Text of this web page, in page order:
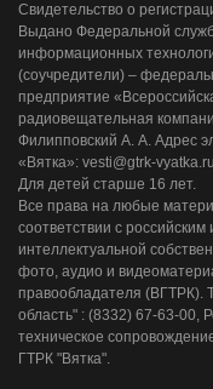
Свидетельство о
Выдано Федеральной
информационных
(соучредители) –
предприятие
радиовещательная
Филипповский А. А. Адрес
«Вятка»: vesti@gtrk-
Для детей старше 16 лет.
Все права на любые
соответствии с
интеллектуальной
фото, аудио и
правообладателя (ВГТРК).
область" : (8332) 67-63-00,
техническое
ГТРК "Вятка".